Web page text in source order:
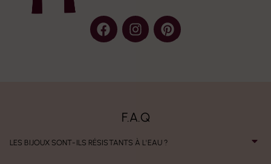
F.A.Q
LES BIJOUX SONT-ILS RÉSISTANTS À L'EAU ?